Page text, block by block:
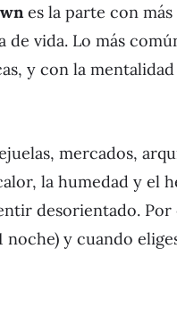
es la parte con
vida. Lo más
y con la mentalidad
mercados,
la humedad y el
desorientado. Por
noche) y cuando